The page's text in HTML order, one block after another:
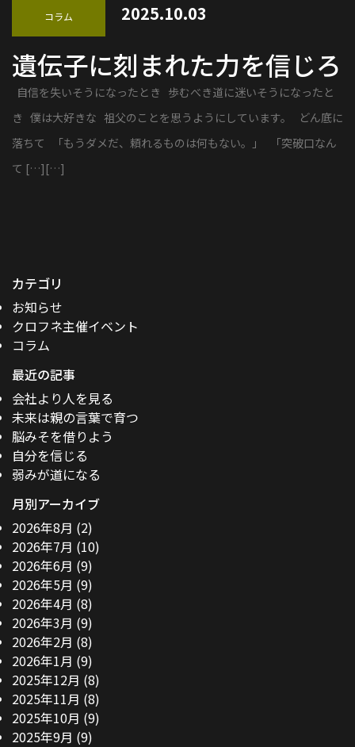
コラム 2025.10.03
遺伝子に刻まれた力を信じろ
自信を失いそうになったとき 歩むべき道に迷いそうになったと
き 僕は大好きな 祖父のことを思うようにしています。 どん底に
落ちて 「もうダメだ、頼れるものは何もない。」 「突破口なん
て […][…]
カテゴリ
お知らせ
クロフネ主催イベント
コラム
最近の記事
会社より人を見る
未来は親の言葉で育つ
脳みそを借りよう
自分を信じる
弱みが道になる
月別アーカイブ
2026年8月 (2)
2026年7月 (10)
2026年6月 (9)
2026年5月 (9)
2026年4月 (8)
2026年3月 (9)
2026年2月 (8)
2026年1月 (9)
2025年12月 (8)
2025年11月 (8)
2025年10月 (9)
2025年9月 (9)